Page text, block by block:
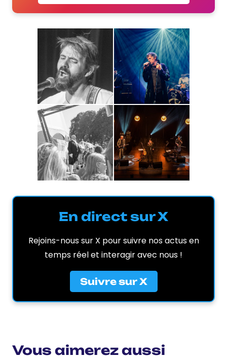
En direct sur X
Rejoins-nous sur X pour suivre nos actus en
temps réel et interagir avec nous !
Suivre sur X
Vous aimerez aussi